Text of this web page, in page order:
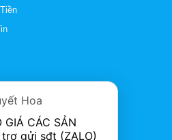
Hoa
GIÁ CÁC SẢN
gửi sđt (ZALO)